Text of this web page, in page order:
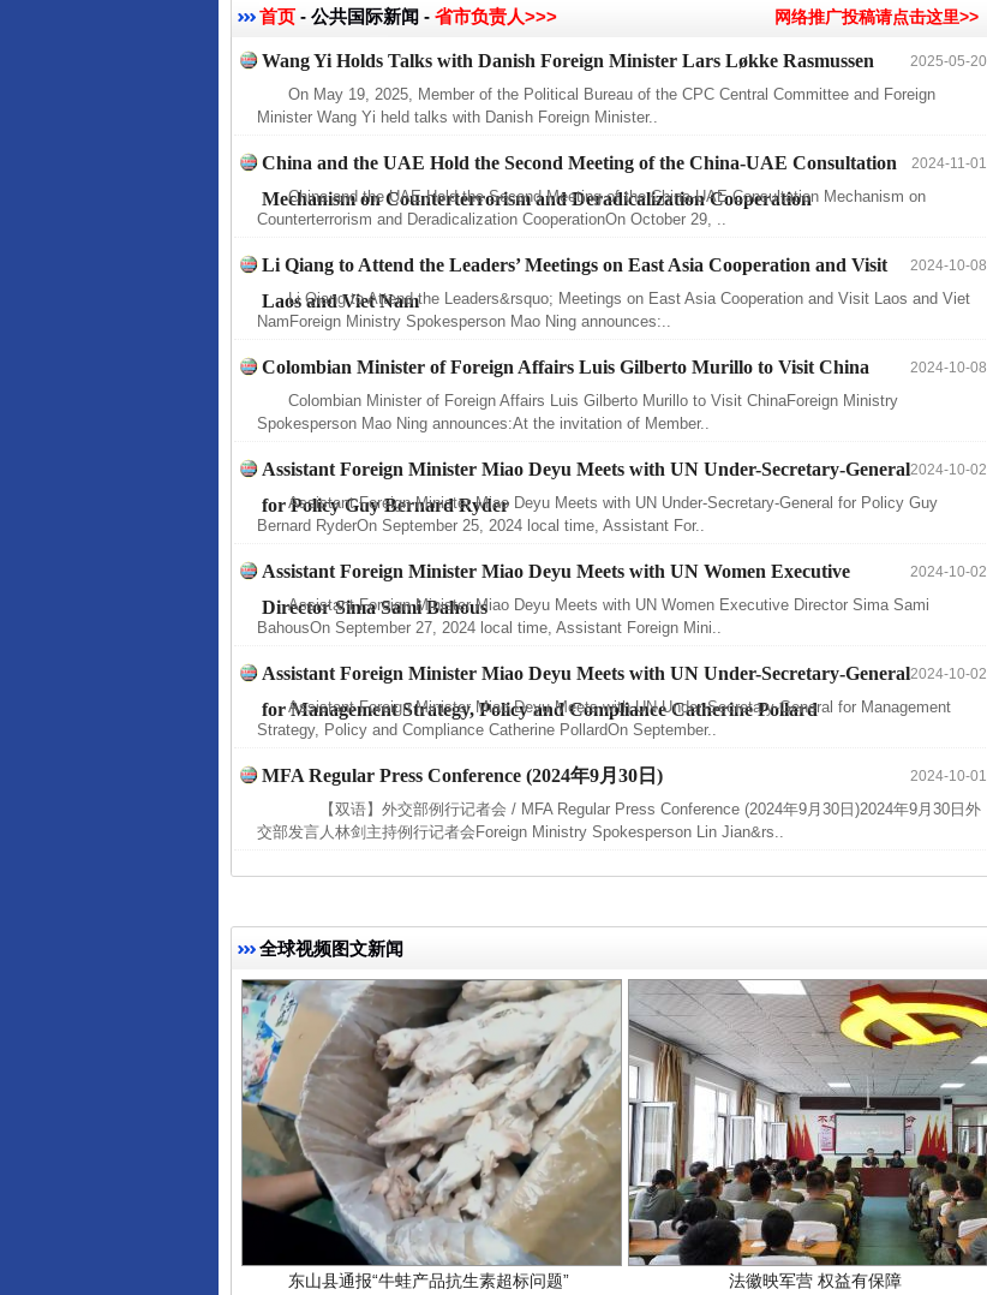
首页 - 公共国际新闻 - 省市负责人>>> 网络推广投稿请点击这里>>
2025-05-20
Wang Yi Holds Talks with Danish Foreign Minister Lars Løkke Rasmussen
On May 19, 2025, Member of the Political Bureau of the CPC Central Committee and Foreign
Minister Wang Yi held talks with Danish Foreign Minister..
2024-11-01
China and the UAE Hold the Second Meeting of the China-UAE Consultation
Mechanism on Counterterrorism and Deradicalization Cooperation
China and the UAE Hold the Second Meeting of the China-UAE Consultation Mechanism on
Counterterrorism and Deradicalization CooperationOn October 29, ..
2024-10-08
Li Qiang to Attend the Leaders’ Meetings on East Asia Cooperation and Visit
Laos and Viet Nam
Li Qiang to Attend the Leaders&rsquo; Meetings on East Asia Cooperation and Visit Laos and Viet
NamForeign Ministry Spokesperson Mao Ning announces:..
2024-10-08
Colombian Minister of Foreign Affairs Luis Gilberto Murillo to Visit China
Colombian Minister of Foreign Affairs Luis Gilberto Murillo to Visit ChinaForeign Ministry
Spokesperson Mao Ning announces:At the invitation of Member..
2024-10-02
Assistant Foreign Minister Miao Deyu Meets with UN Under-Secretary-General
for Policy Guy Bernard Ryder
Assistant Foreign Minister Miao Deyu Meets with UN Under-Secretary-General for Policy Guy
Bernard RyderOn September 25, 2024 local time, Assistant For..
2024-10-02
Assistant Foreign Minister Miao Deyu Meets with UN Women Executive
Director Sima Sami Bahous
Assistant Foreign Minister Miao Deyu Meets with UN Women Executive Director Sima Sami
BahousOn September 27, 2024 local time, Assistant Foreign Mini..
2024-10-02
Assistant Foreign Minister Miao Deyu Meets with UN Under-Secretary-General
for Management Strategy, Policy and Compliance Catherine Pollard
Assistant Foreign Minister Miao Deyu Meets with UN Under-Secretary-General for Management
Strategy, Policy and Compliance Catherine PollardOn September..
2024-10-01
MFA Regular Press Conference (2024年9月30日)
【双语】外交部例行记者会 / MFA Regular Press Conference (2024年9月30日)2024年9月30日外
交部发言人林剑主持例行记者会Foreign Ministry Spokesperson Lin Jian&rs..
全球视频图文新闻
完善运行机制助力责任有效落实
东山县通报“牛蛙产品抗生素超标问题” 法徽映军营 权益有保障